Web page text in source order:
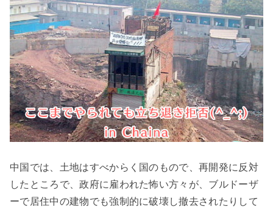
中国では、土地はすべからく国のもので、再開発に反対
したところで、政府に雇われた怖い方々が、ブルドーザ
ーで居住中の建物でも強制的に破壊し撤去されたりして